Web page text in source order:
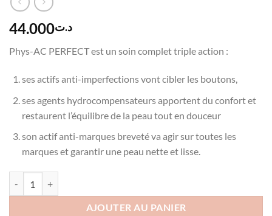
د.ت44.000
Phys-AC PERFECT est un soin complet triple action :
ses actifs anti-imperfections vont cibler les boutons,
ses agents hydrocompensateurs apportent du confort et
restaurent l’équilibre de la peau tout en douceur
son actif anti-marques breveté va agir sur toutes les
marques et garantir une peau nette et lisse.
AJOUTER AU PANIER